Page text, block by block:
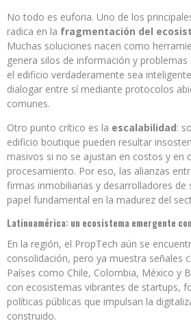
No todo es euforia. Uno de los
radica en la fragmentación del
Muchas soluciones nacen como
genera silos de información y problemas
el edificio verdaderamente sea
dialogar entre sí mediante protocolos
comunes.
Otro punto crítico es la escalabilidad:
edificio boutique pueden resultar
masivos si no se ajustan en costos y en
procesamiento. Por eso, las alianzas
firmas inmobiliarias y desarrolladores de
papel fundamental en la madurez del
Latinoamérica: un ecosistema emergente
En la región, el PropTech aún se
consolidación, pero ya muestra señales
Países como Chile, Colombia, México y
con ecosistemas vibrantes de startups,
políticas públicas que impulsan la
construido.